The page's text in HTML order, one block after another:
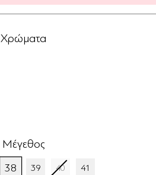
Χρώματα
Μέγεθος
38 39 40 41